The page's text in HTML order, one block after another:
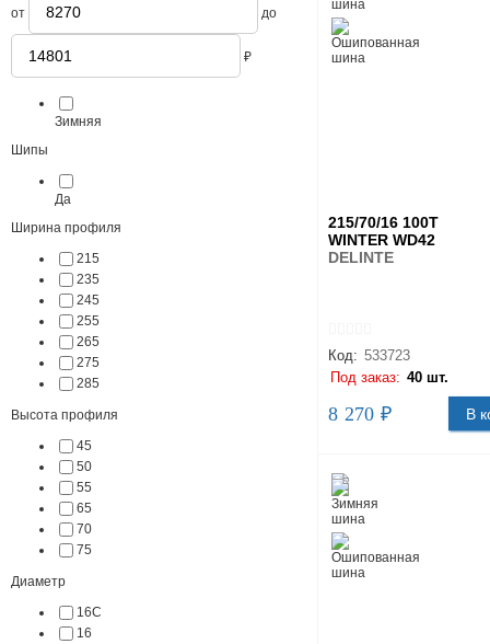
от
до
₽
Сезонность
Зимняя
Шипы
Да
Ширина профиля
215
235
245
255
265
275
285
Высота профиля
45
50
55
65
70
75
Диаметр
16C
16
215/70/16 100T
WINTER WD42
DELINTE
Код: 533723
Под заказ: 40 шт.
8 270 ₽ В